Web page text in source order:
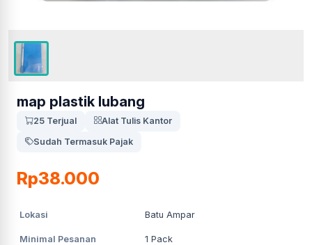
map plastik lubang
25 Terjual
Alat Tulis Kantor
Sudah Termasuk Pajak
Rp38.000
Lokasi Batu Ampar
Minimal Pesanan 1 Pack